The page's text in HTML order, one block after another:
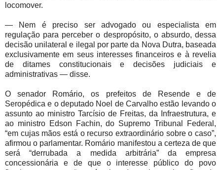
locomover.
— Nem é preciso ser advogado ou especialista em
regulação para perceber o despropósito, o absurdo, dessa
decisão unilateral e ilegal por parte da Nova Dutra, baseada
exclusivamente em seus interesses financeiros e à revelia
de ditames constitucionais e decisões judiciais e
administrativas — disse.
O senador Romário, os prefeitos de Resende e de
Seropédica e o deputado Noel de Carvalho estão levando o
assunto ao ministro Tarcísio de Freitas, da Infraestrutura, e
ao ministro Edson Fachin, do Supremo Tribunal Federal,
“em cujas mãos está o recurso extraordinário sobre o caso”,
afirmou o parlamentar. Romário manifestou a certeza de que
será “derrubada a medida arbitrária” da empresa
concessionária e de que o interesse público do povo